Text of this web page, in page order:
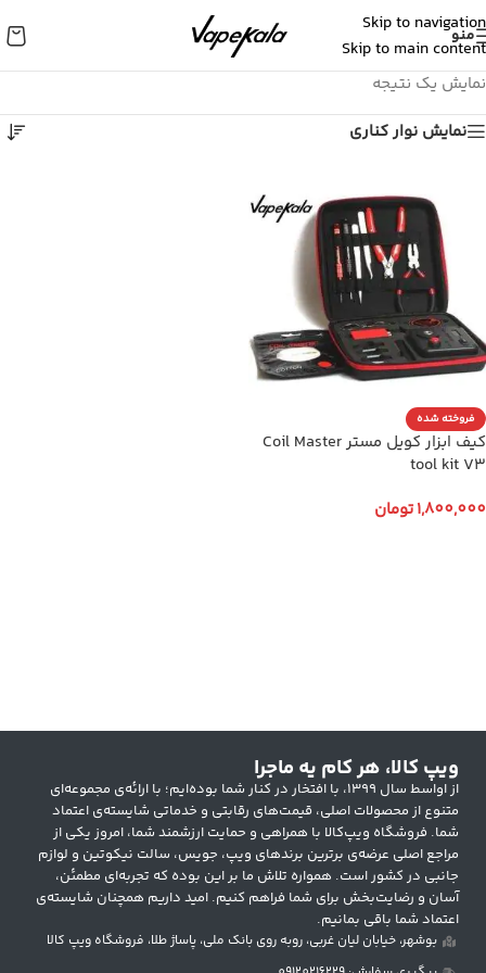
Skip to navigation
Skip to main content
منو
نمایش یک نتیجه
نمایش نوار کناری
فروخته شده
کیف ابزار کویل مستر Coil Master
tool kit V3
1,800,000تومان
ویپ کالا، هر کام یه ماجرا
از اواسط سال ۱۳۹۹، با افتخار در کنار شما بوده‌ایم؛ با ارائه‌ی مجموعه‌ای
متنوع از محصولات اصلی، قیمت‌های رقابتی و خدماتی شایسته‌ی اعتماد
شما. فروشگاه ویپ‌کالا با همراهی و حمایت ارزشمند شما، امروز یکی از
مراجع اصلی عرضه‌ی برترین برندهای ویپ، جویس، سالت نیکوتین و لوازم
جانبی در کشور است. همواره تلاش ما بر این بوده که تجربه‌ای مطمئن،
آسان و رضایت‌بخش برای شما فراهم کنیم. امید داریم همچنان شایسته‌ی
اعتماد شما باقی بمانیم.
بوشهر، خیابان لیان غربی، روبه روی بانک ملی، پاساژ طلا، فروشگاه ویپ کالا